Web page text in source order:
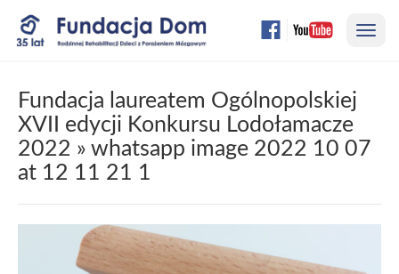
Przejdź
do
Fundacja laureatem Ogólnopolskiej
XVII edycji Konkursu Lodołamacze
2022 » whatsapp image 2022 10 07
at 12 11 21 1